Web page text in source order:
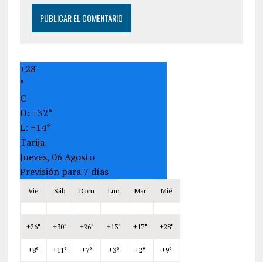
+28
°
C
H: +32°
L: +14°
Tarija
Jueves, 06 Agosto
Previsión para 7 días
Vie Sáb Dom Lun Mar Mié
+26° +30° +26° +13° +17° +28°
+8° +11° +7° +3° +2° +9°